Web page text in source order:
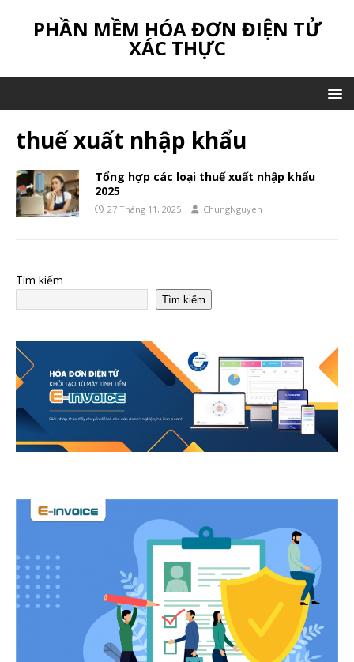
PHẦN MỀM HÓA ĐƠN ĐIỆN TỬ
XÁC THỰC
thuế xuất nhập khẩu
Tổng hợp các loại thuế xuất nhập khẩu
2025
27 Tháng 11, 2025 ChungNguyen
Tìm kiếm
Tìm kiếm